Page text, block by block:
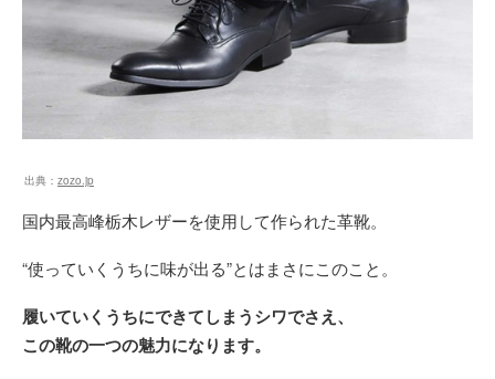
出典： zozo.jp
国内最高峰栃木レザーを使用して作られた革靴。
“使っていくうちに味が出る”とはまさにこのこと。
履いていくうちにできてしまうシワでさえ、
この靴の一つの魅力になります。